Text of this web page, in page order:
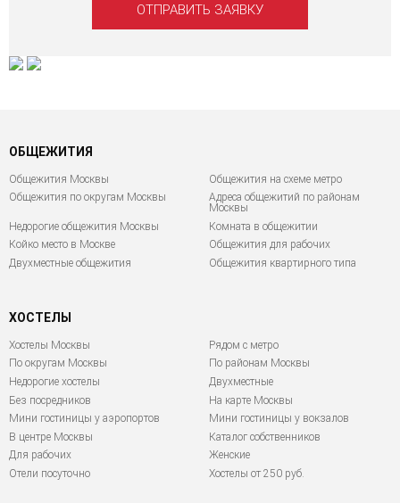
ОБЩЕЖИТИЯ
Общежития Москвы
Общежития на схеме метро
Общежития по округам Москвы
Адреса общежитий по районам
Москвы
Недорогие общежития Москвы
Комната в общежитии
Койко место в Москве
Общежития для рабочих
Двухместные общежития
Общежития квартирного типа
ХОСТЕЛЫ
Хостелы Москвы
По округам Москвы
Недорогие хостелы
Без посредников
Мини гостиницы у аэропортов
В центре Москвы
Для рабочих
Отели посуточно
Рядом с метро
По районам Москвы
Двухместные
На карте Москвы
Мини гостиницы у вокзалов
Каталог собственников
Женские
Хостелы от 250 руб.